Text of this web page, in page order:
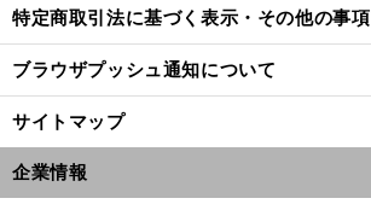
特定商取引法に基づく表示・その他の事項
ブラウザプッシュ通知について
サイトマップ
企業情報